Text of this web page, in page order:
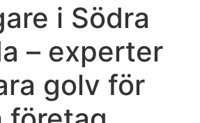
i Södra
– experter
golv för